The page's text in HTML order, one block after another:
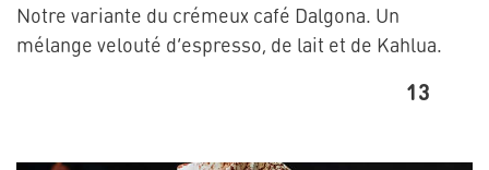
Notre variante du crémeux café Dalgona. Un
mélange velouté d’espresso, de lait et de Kahlua.
13